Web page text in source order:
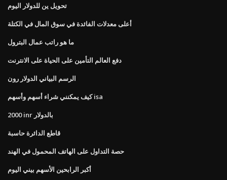
تحويل ين للدولار اليوم
أعلى معدلات الفائدة في سوق المال في الكتلة
ما هو راتب عمال البترول
دفع العالم التأمين على الحياة على الانترنت
الرسم البياني الدولار رون
كيف يمكنني شراء أسهم وأسهم isa
2000 inr بالدولار
قاطع الدائرة حاسبة
حصة التداول على الهاتف المحمول في الهند
أكبر الرابحين الأسهم بيني اليوم